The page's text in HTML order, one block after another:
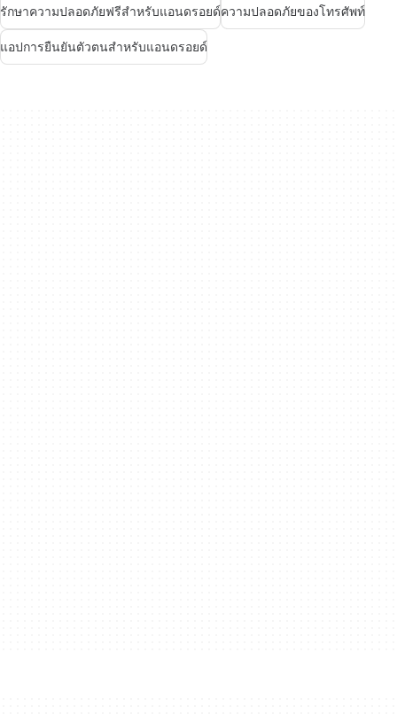
รักษาความปลอดภัยฟรีสำหรับแอนดรอยด์ความปลอดภัยของโทรศัพท์
แอปการยืนยันตัวตนสำหรับแอนดรอยด์